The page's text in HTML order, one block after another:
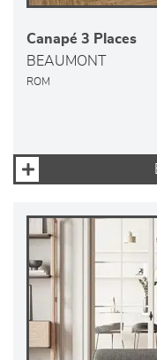
Canapé 3 Places
BEAUMONT
ROM